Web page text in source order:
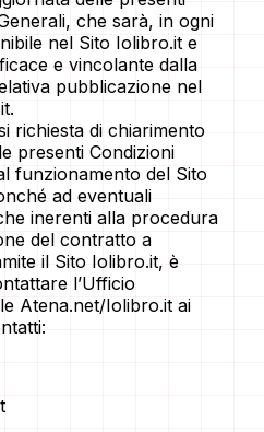
che sarà, in ogni
nel Sito Iolibro.it e
e vincolante dalla
pubblicazione nel
richiesta di chiarimento
presenti Condizioni
funzionamento del Sito
ad eventuali
inerenti alla procedura
del contratto a
il Sito Iolibro.it, è
l’Ufficio
Atena.net/Iolibro.it ai